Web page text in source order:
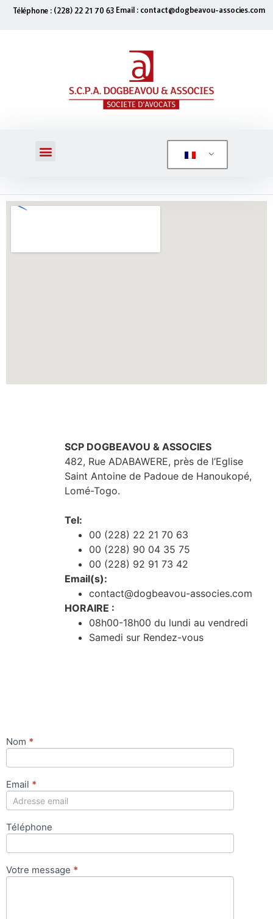
Téléphone : (228) 22 21 70 63 Email : contact@dogbeavou-associes.com
SCP DOGBEAVOU & ASSOCIES
482, Rue ADABAWERE, près de l’Eglise
Saint Antoine de Padoue de Hanoukopé,
Lomé-Togo.
Tel:
00 (228) 22 21 70 63
00 (228) 90 04 35 75
00 (228) 92 91 73 42
Email(s):
contact@dogbeavou-associes.com
HORAIRE :
08h00-18h00 du lundi au vendredi
Samedi sur Rendez-vous
Contactez-
Nom *
Email *
Téléphone
Votre message *